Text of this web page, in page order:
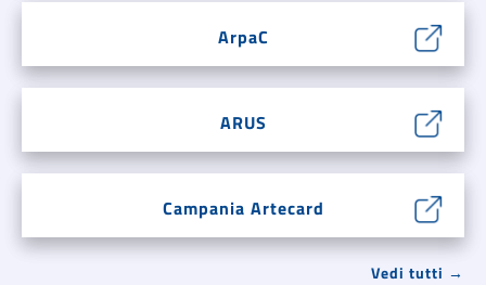
ArpaC
ARUS
Campania Artecard
Vedi tutti →